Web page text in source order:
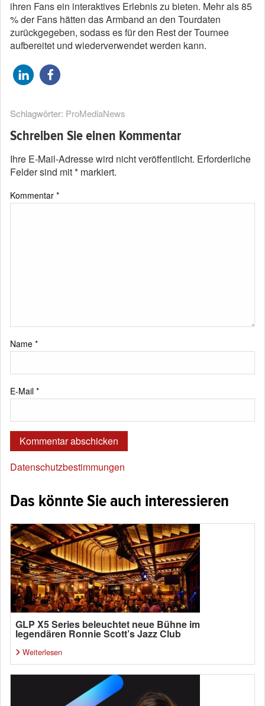
ihren Fans ein interaktives Erlebnis zu bieten. Mehr als 85
% der Fans hätten das Armband an den Tourdaten
zurückgegeben, sodass es für den Rest der Tournee
aufbereitet und wiederverwendet werden kann.
Schlagwörter: ProMediaNews
Schreiben Sie einen Kommentar
Ihre E-Mail-Adresse wird nicht veröffentlicht. Erforderliche
Felder sind mit* markiert.
Kommentar *
Name *
E-Mail *
Datenschutzbestimmungen
Das könnte Sie auch interessieren
GLP X5 Series beleuchtet neue Bühne im
legendären Ronnie Scott’s Jazz Club
Weiterlesen